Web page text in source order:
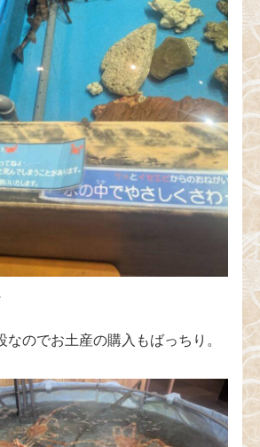
なのでお土産の購入もばっちり。